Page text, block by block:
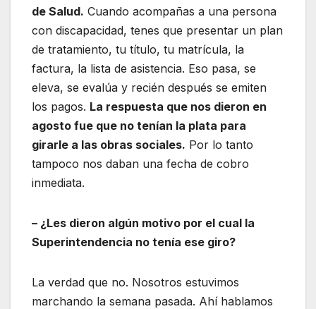
de Salud. Cuando acompañas a una persona
con discapacidad, tenes que presentar un plan
de tratamiento, tu título, tu matrícula, la
factura, la lista de asistencia. Eso pasa, se
eleva, se evalúa y recién después se emiten
los pagos. La respuesta que nos dieron en
agosto fue que no tenían la plata para
girarle a las obras sociales. Por lo tanto
tampoco nos daban una fecha de cobro
inmediata.
– ¿Les dieron algún motivo por el cual la
Superintendencia no tenía ese giro?
La verdad que no. Nosotros estuvimos
marchando la semana pasada. Ahí hablamos